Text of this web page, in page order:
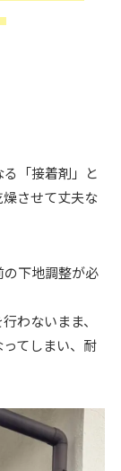
「接着剤」と
させて丈夫な
下地調整が必
わないまま、
てしまい、耐